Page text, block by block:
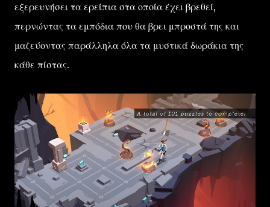
εξερευνήσει τα ερείπια στα οποία έχει βρεθεί,
περνώντας τα εμπόδια που θα βρει μπροστά της και
μαζεύοντας παράλληλα όλα τα μυστικά δωράκια της
κάθε πίστας.